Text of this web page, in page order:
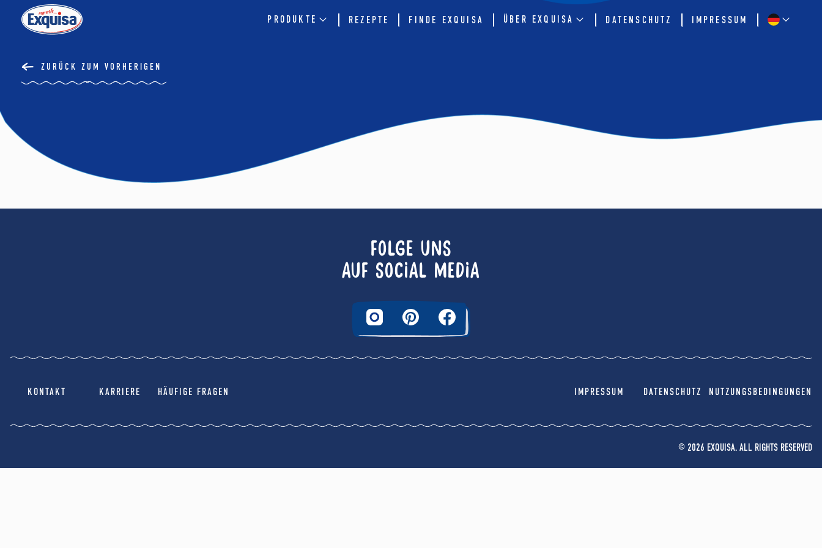
PRODUKTE REZEPTE FINDE EXQUISA ÜBER EXQUISA DATENSCHUTZ IMPRESSUM
ZURÜCK ZUM VORHERIGEN
FOLGE UNS
AUF SOCIAL MEDIA
KONTAKT KARRIERE HÄUFIGE FRAGEN IMPRESSUM DATENSCHUTZ NUTZUNGSBEDINGUNGEN
© 2026 EXQUISA. ALL RIGHTS RESERVED